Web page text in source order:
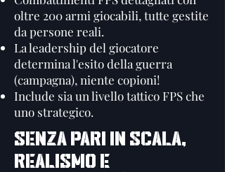
oltre 200 armi giocabili, tutte gestite
da persone reali.
La leadership del giocatore
determina l'esito della guerra
(campagna), niente copioni!
Include sia un livello tattico FPS che
uno strategico.
SENZA PARI IN SCALA,
REALISMO E